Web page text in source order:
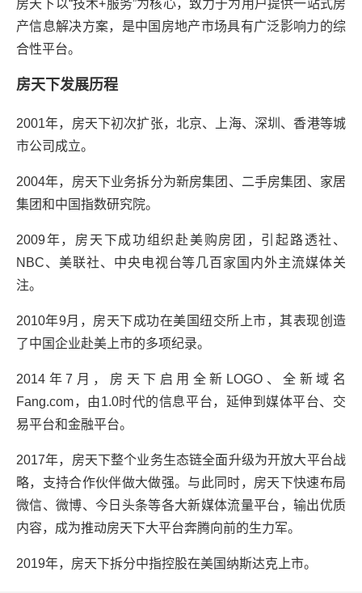
房天下以“技术+服务”为核心，致力于为用户提供一站式房
产信息解决方案，是中国房地产市场具有广泛影响力的综
合性平台。
房天下发展历程
2001年，房天下初次扩张，北京、上海、深圳、香港等城
市公司成立。
2004年，房天下业务拆分为新房集团、二手房集团、家居
集团和中国指数研究院。
2009年，房天下成功组织赴美购房团，引起路透社、
NBC、美联社、中央电视台等几百家国内外主流媒体关
注。
2010年9月，房天下成功在美国纽交所上市，其表现创造
了中国企业赴美上市的多项纪录。
2014年7月，房天下启用全新LOGO、全新域名
Fang.com，由1.0时代的信息平台，延伸到媒体平台、交
易平台和金融平台。
2017年，房天下整个业务生态链全面升级为开放大平台战
略，支持合作伙伴做大做强。与此同时，房天下快速布局
微信、微博、今日头条等各大新媒体流量平台，输出优质
内容，成为推动房天下大平台奔腾向前的生力军。
2019年，房天下拆分中指控股在美国纳斯达克上市。